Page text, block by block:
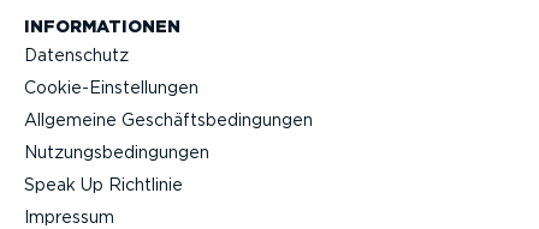
INFOR­MA­TIONEN
Datenschutz
Cookie-Ein­stel­lungen
Allgemeine Geschäfts­be­din­gungen
Nutzungs­be­din­gungen
Speak Up Richtlinie
Impressum